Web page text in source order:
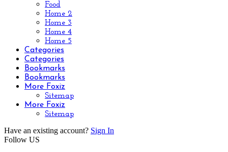
Food
Home 2
Home 3
Home 4
Home 5
Categories
Categories
Bookmarks
Bookmarks
More Foxiz
Sitemap
More Foxiz
Sitemap
Have an existing account? Sign In
Follow US